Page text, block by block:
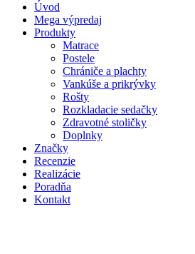
Úvod
Mega výpredaj
Produkty
Matrace
Postele
Chrániče a plachty
Vankúše a prikrývky
Rošty
Rozkladacie sedačky
Zdravotné stoličky
Doplnky
Značky
Recenzie
Realizácie
Poradňa
Kontakt